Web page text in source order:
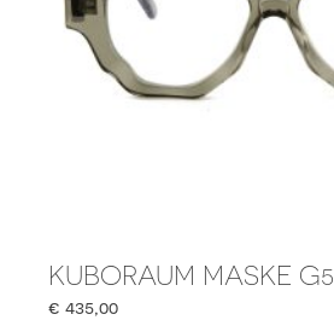
KUBORAUM MASKE G5
€ 435,00